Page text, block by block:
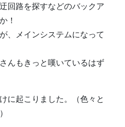
回路を探すなどのバックア
！
、メインシステムになって
んもきっと嘆いているはず
に起こりました。（色々と